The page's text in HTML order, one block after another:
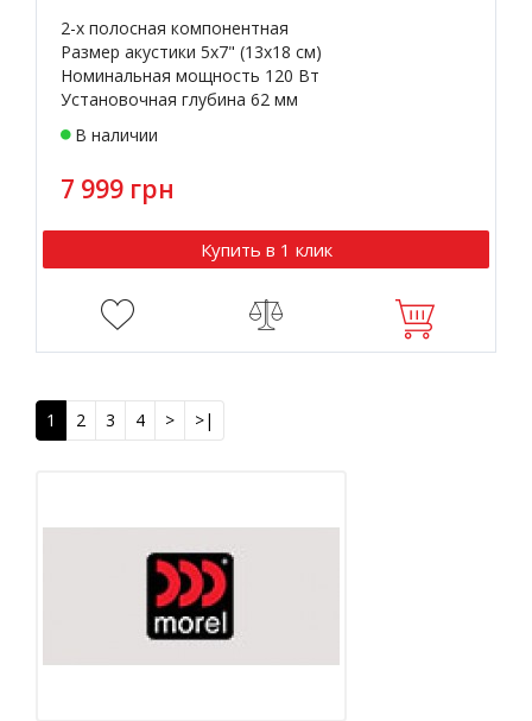
2-х полосная компонентная
Размер акустики 5x7" (13х18 см)
Номинальная мощность 120 Вт
Установочная глубина 62 мм
В наличии
7 999 грн
Купить в 1 клик
1 2 3 4 > >|